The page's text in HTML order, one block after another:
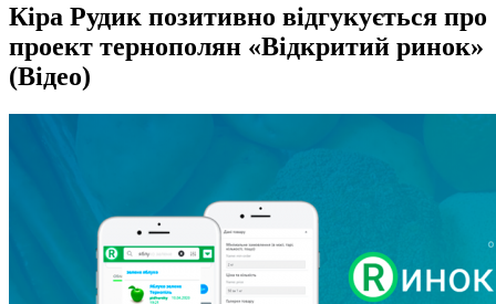
Кіра Рудик позитивно відгукується про
проект тернополян «Відкритий ринок»
(Відео)